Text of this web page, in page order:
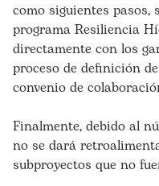
como siguientes pasos,
programa Resiliencia
directamente con los
proceso de definición
convenio de
Finalmente, debido al
no se dará
subproyectos que no